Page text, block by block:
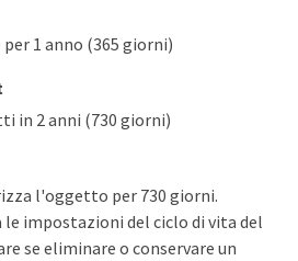
1 anno (365 giorni)
in 2 anni (730 giorni)
l'oggetto per 730 giorni.
impostazioni del ciclo di vita del
se eliminare o conservare un